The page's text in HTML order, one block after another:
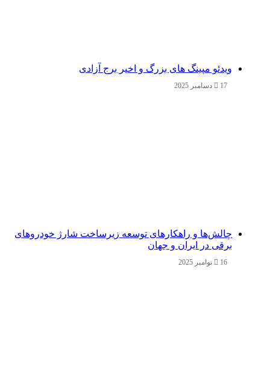
ویدئو مپینگ های بزرگ و اخیر برج آزادی
17 دسامبر 2025
چالش‌ها و راهکارهای توسعه زیرساخت شارژ خودروهای
برقی در ایران و جهان
16 نوامبر 2025